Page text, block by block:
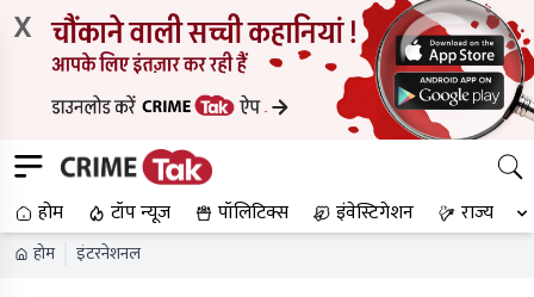
X
होम टॉप न्यूज पॉलिटिक्स इंवेस्टिगेशन राज्य
होम इंटरनेशनल